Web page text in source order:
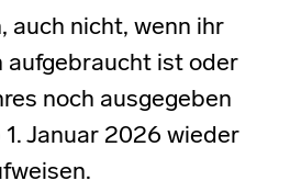
auch nicht, wenn ihr
aufgebraucht ist oder
noch ausgegeben
Januar 2026 wieder